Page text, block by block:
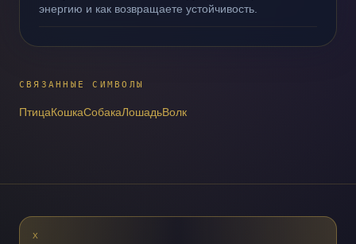
энергию и как возвращаете устойчивость.
СВЯЗАННЫЕ СИМВОЛЫ
ПтицаКошкаСобакаЛошадьВолк
X